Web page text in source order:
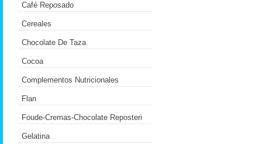
Café Reposado
Cereales
Chocolate De Taza
Cocoa
Complementos Nutricionales
Flan
Foude-Cremas-Chocolate Reposteri
Gelatina